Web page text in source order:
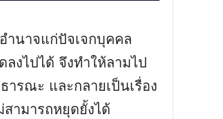
นาจแก่ปัจเจกบุคคล
งไปได้ จึงทำให้ลามไป
รณะ และกลายเป็นเรื่อง
ามารถหยุดยั้งได้